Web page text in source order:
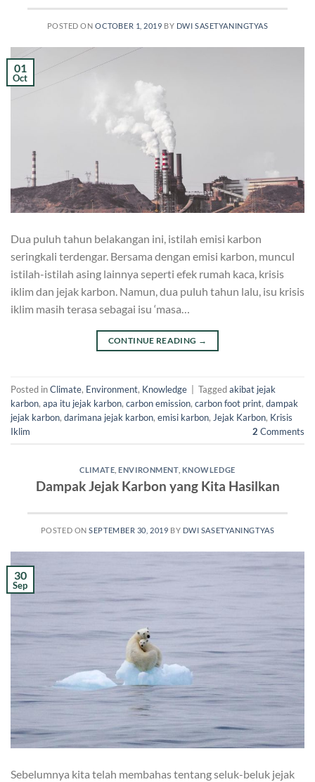
POSTED ONOCTOBER 1, 2019 BY DWI SASETYANINGTYAS
01
Oct
Dua puluh tahun belakangan ini, istilah emisi karbon
seringkali terdengar. Bersama dengan emisi karbon, muncul
istilah-istilah asing lainnya seperti efek rumah kaca, krisis
iklim dan jejak karbon. Namun, dua puluh tahun lalu, isu krisis
iklim masih terasa sebagai isu ‘masa…
CONTINUE READING →
Posted inClimate, Environment, Knowledge Taggedakibat jejak
karbon, apa itu jejak karbon, carbon emission, carbon foot print, dampak
jejak karbon, darimana jejak karbon, emisi karbon, Jejak Karbon, Krisis
Iklim
2 Comments
CLIMATE ,ENVIRONMENT, KNOWLEDGE
Dampak Jejak Karbon yang Kita Hasilkan
POSTED ONSEPTEMBER 30, 2019 BY DWI SASETYANINGTYAS
30
Sep
Sebelumnya kita telah membahas tentang seluk-beluk jejak